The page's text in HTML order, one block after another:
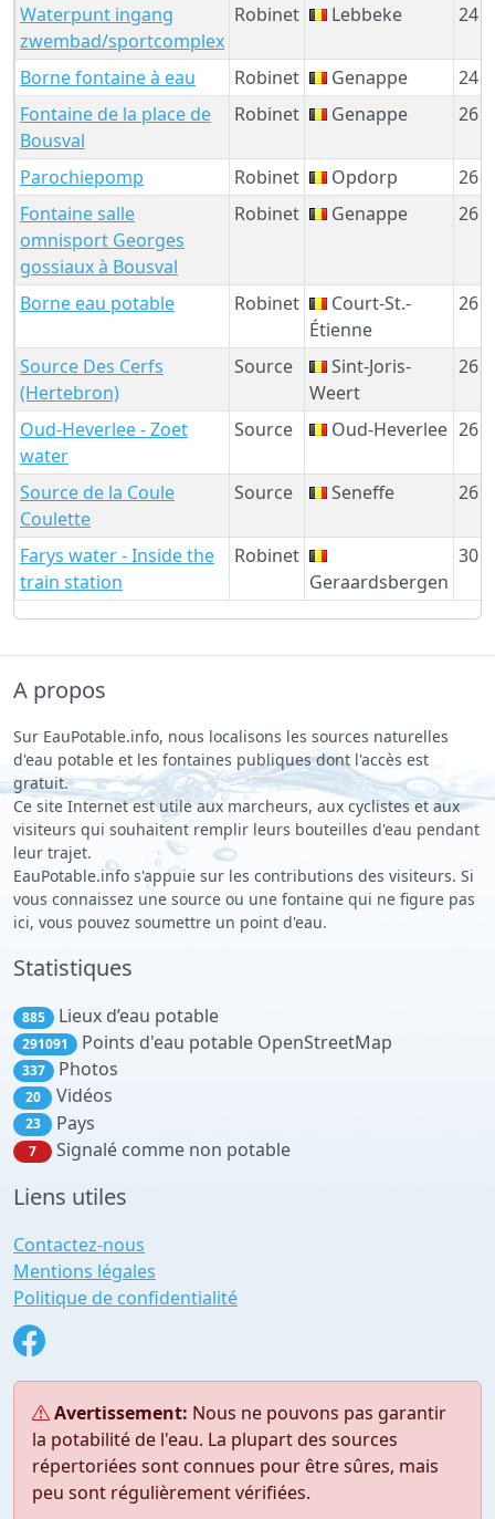
Waterpunt ingang
zwembad/sportcomplex
Robinet Lebbeke 24
Borne fontaine à eau Robinet Genappe
24
Fontaine de la place de
Bousval
Robinet Genappe 26
Parochiepomp Robinet Opdorp
26
Fontaine salle
omnisport Georges
gossiaux à Bousval
Robinet Genappe 26
Borne eau potable Robinet
Court-St.-
Étienne
26
Source Des Cerfs
(Hertebron)
Source
Sint-Joris-
Weert
26
Oud-Heverlee - Zoet
water
Source Oud-Heverlee 26
Source de la Coule
Coulette
Source Seneffe 26
Farys water - Inside the
train station
Robinet
Geraardsbergen
30
A propos
Sur EauPotable.info, nous localisons les sources naturelles
d'eau potable et les fontaines publiques dont l'accès est
gratuit.
Ce site Internet est utile aux marcheurs, aux cyclistes et aux
visiteurs qui souhaitent remplir leurs bouteilles d'eau pendant
leur trajet.
EauPotable.info s'appuie sur les contributions des visiteurs. Si
vous connaissez une source ou une fontaine qui ne figure pas
ici, vous pouvez soumettre un point d'eau.
Statistiques
885 Lieux d’eau potable
291091 Points d'eau potable OpenStreetMap
337 Photos
20 Vidéos
23 Pays
7 Signalé comme non potable
Liens utiles
Contactez-nous
Mentions légales
Politique de confidentialité
Avertissement: Nous ne pouvons pas garantir
la potabilité de l'eau. La plupart des sources
répertoriées sont connues pour être sûres, mais
peu sont régulièrement vérifiées.